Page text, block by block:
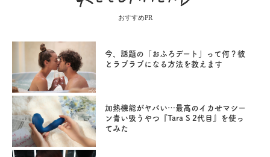
おすすめPR
今、話題の「おふろデート」って何？彼
とラブラブになる方法を教えます
加熱機能がヤバい…最高のイカせマシー
ン青い吸うやつ『Tara S 2代目』を使っ
てみた